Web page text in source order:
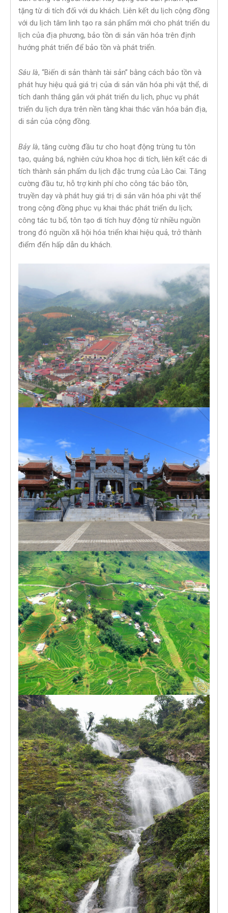
tặng từ di tích đối với du khách. Liên kết du lịch cộng đồng
với du lịch tâm linh tạo ra sản phẩm mới cho phát triển du
lịch của địa phương, bảo tồn di sản văn hóa trên định
hướng phát triển để bảo tồn và phát triển.
Sáu là, “Biến di sản thành tài sản” bằng cách bảo tồn và
phát huy hiệu quả giá trị của di sản văn hóa phi vật thể, di
tích danh thắng gắn với phát triển du lịch, phục vụ phát
triển du lịch dựa trên nền tàng khai thác văn hóa bản địa,
di sản của cộng đồng.
Bảy là, tăng cường đầu tư cho hoạt động trùng tu tôn
tạo, quảng bá, nghiên cứu khoa học di tích, liên kết các di
tích thành sản phẩm du lịch đặc trưng của Lào Cai. Tăng
cường đầu tư, hỗ trợ kinh phí cho công tác bảo tồn,
truyền dạy và phát huy giá trị di sản văn hóa phi vật thể
trong cộng đồng phục vụ khai thác phát triển du lịch;
công tác tu bổ, tôn tạo di tích huy động từ nhiều nguồn
trong đó nguồn xã hội hóa triển khai hiệu quả, trở thành
điểm đến hấp dẫn du khách.